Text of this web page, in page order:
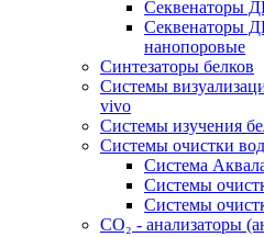
Секвенаторы
Секвенаторы
нанопоровые
Синтезаторы белков
Системы
vivo
Системы изучения
Системы очистки
Система
Системы
Системы
СО₂ - анализаторы